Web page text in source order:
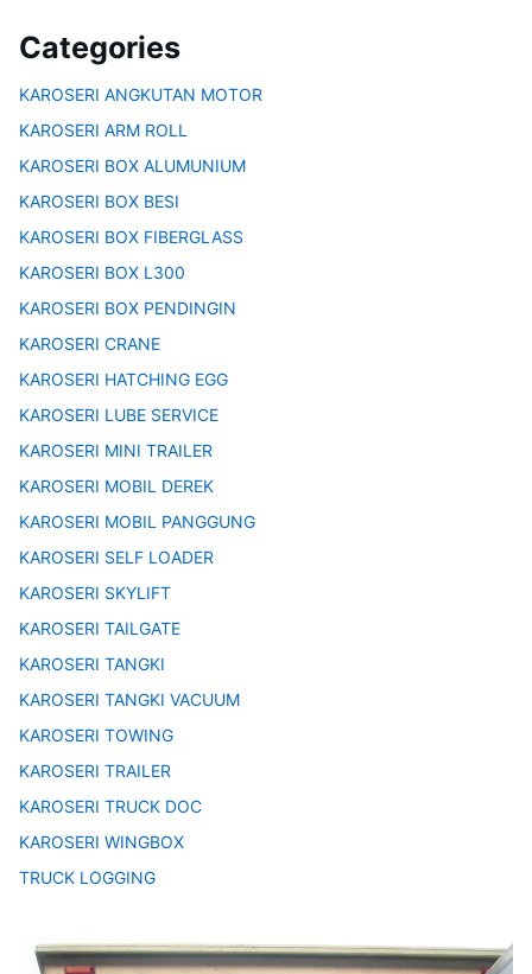
Categories
KAROSERI ANGKUTAN MOTOR
KAROSERI ARM ROLL
KAROSERI BOX ALUMUNIUM
KAROSERI BOX BESI
KAROSERI BOX FIBERGLASS
KAROSERI BOX L300
KAROSERI BOX PENDINGIN
KAROSERI CRANE
KAROSERI HATCHING EGG
KAROSERI LUBE SERVICE
KAROSERI MINI TRAILER
KAROSERI MOBIL DEREK
KAROSERI MOBIL PANGGUNG
KAROSERI SELF LOADER
KAROSERI SKYLIFT
KAROSERI TAILGATE
KAROSERI TANGKI
KAROSERI TANGKI VACUUM
KAROSERI TOWING
KAROSERI TRAILER
KAROSERI TRUCK DOC
KAROSERI WINGBOX
TRUCK LOGGING